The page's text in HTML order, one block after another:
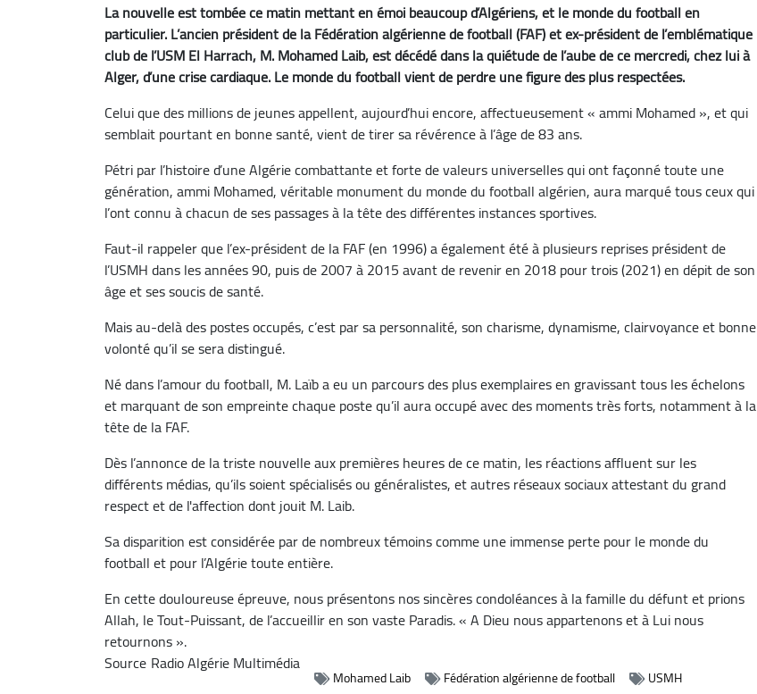
La nouvelle est tombée ce matin mettant en émoi beaucoup d’Algériens, et le monde du football en
particulier. L’ancien président de la Fédération algérienne de football (FAF) et ex-président de l’emblématique
club de l’USM El Harrach, M. Mohamed Laib, est décédé dans la quiétude de l’aube de ce mercredi, chez lui à
Alger, d’une crise cardiaque. Le monde du football vient de perdre une figure des plus respectées.
Celui que des millions de jeunes appellent, aujourd’hui encore, affectueusement « ammi Mohamed », et qui
semblait pourtant en bonne santé, vient de tirer sa révérence à l’âge de 83 ans.
Pétri par l’histoire d’une Algérie combattante et forte de valeurs universelles qui ont façonné toute une
génération, ammi Mohamed, véritable monument du monde du football algérien, aura marqué tous ceux qui
l’ont connu à chacun de ses passages à la tête des différentes instances sportives.
Faut-il rappeler que l’ex-président de la FAF (en 1996) a également été à plusieurs reprises président de
l’USMH dans les années 90, puis de 2007 à 2015 avant de revenir en 2018 pour trois (2021) en dépit de son
âge et ses soucis de santé.
Mais au-delà des postes occupés, c’est par sa personnalité, son charisme, dynamisme, clairvoyance et bonne
volonté qu’il se sera distingué.
Né dans l’amour du football, M. Laïb a eu un parcours des plus exemplaires en gravissant tous les échelons
et marquant de son empreinte chaque poste qu’il aura occupé avec des moments très forts, notamment à la
tête de la FAF.
Dès l’annonce de la triste nouvelle aux premières heures de ce matin, les réactions affluent sur les
différents médias, qu’ils soient spécialisés ou généralistes, et autres réseaux sociaux attestant du grand
respect et de l'affection dont jouit M. Laib.
Sa disparition est considérée par de nombreux témoins comme une immense perte pour le monde du
football et pour l’Algérie toute entière.
En cette douloureuse épreuve, nous présentons nos sincères condoléances à la famille du défunt et prions
Allah, le Tout-Puissant, de l’accueillir en son vaste Paradis. « A Dieu nous appartenons et à Lui nous
retournons ».
Source Radio Algérie Multimédia
Mohamed Laib Fédération algérienne de football USMH